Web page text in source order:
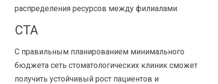
распределения ресурсов между филиалами.
CTA
С правильным планированием минимального
бюджета сеть стоматологических клиник сможет
получить устойчивый рост пациентов и